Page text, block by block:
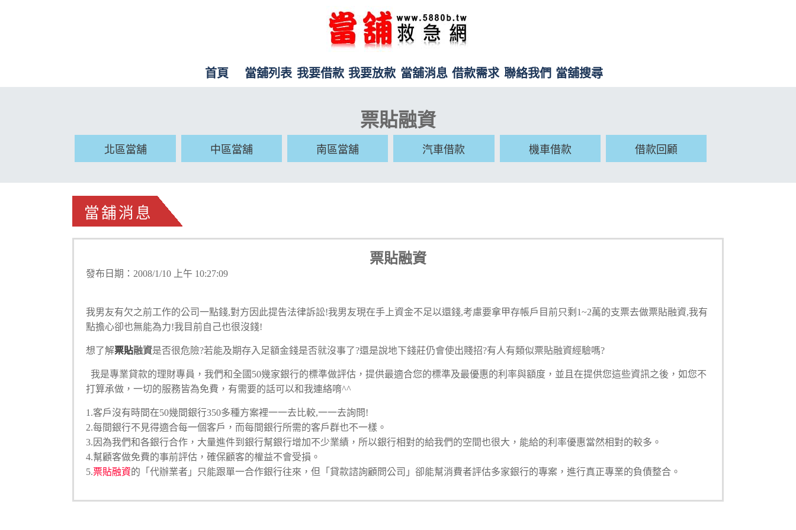
首頁 當舖列表 我要借款 我要放款 當舖消息 借款需求 聯絡我們 當舖搜尋
票貼融資
北區當舖 中區當舖 南區當舖 汽車借款 機車借款 借款回顧
當舖消息
票貼融資
發布日期：2008/1/10 上午 10:27:09
我男友有欠之前工作的公司一點錢,對方因此提告法律訴訟!我男友現在手上資金不足以還錢,考慮要拿甲存帳戶目前只剩1~2萬的支票去做票貼融資,我有
點擔心卻也無能為力!我目前自己也很沒錢!
想了解票貼融資是否很危險?若能及期存入足額金錢是否就沒事了?還是說地下錢莊仍會使出賤招?有人有類似票貼融資經驗嗎?
我是專業貸款的理財專員，我們和全國50幾家銀行的標準做評估，提供最適合您的標準及最優惠的利率與額度，並且在提供您這些資訊之後，如您不
打算承做，一切的服務皆為免費，有需要的話可以和我連絡唷^^
1.客戶沒有時間在50幾間銀行350多種方案裡一一去比較,一一去詢問!
2.每間銀行不見得適合每一個客戶，而每間銀行所需的客戶群也不一樣。
3.因為我們和各銀行合作，大量進件到銀行幫銀行增加不少業績，所以銀行相對的給我們的空間也很大，能給的利率優惠當然相對的較多。
4.幫顧客做免費的事前評估，確保顧客的權益不會受損。
5.票貼融資的「代辦業者」只能跟單一合作銀行往來，但「貸款諮詢顧問公司」卻能幫消費者評估多家銀行的專案，進行真正專業的負債整合。